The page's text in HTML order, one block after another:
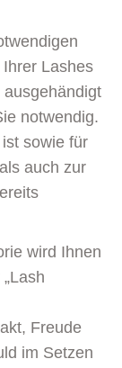
Lashes
notwendig.
sowie für
auch zur
wird Ihnen
Freude
im Setzen